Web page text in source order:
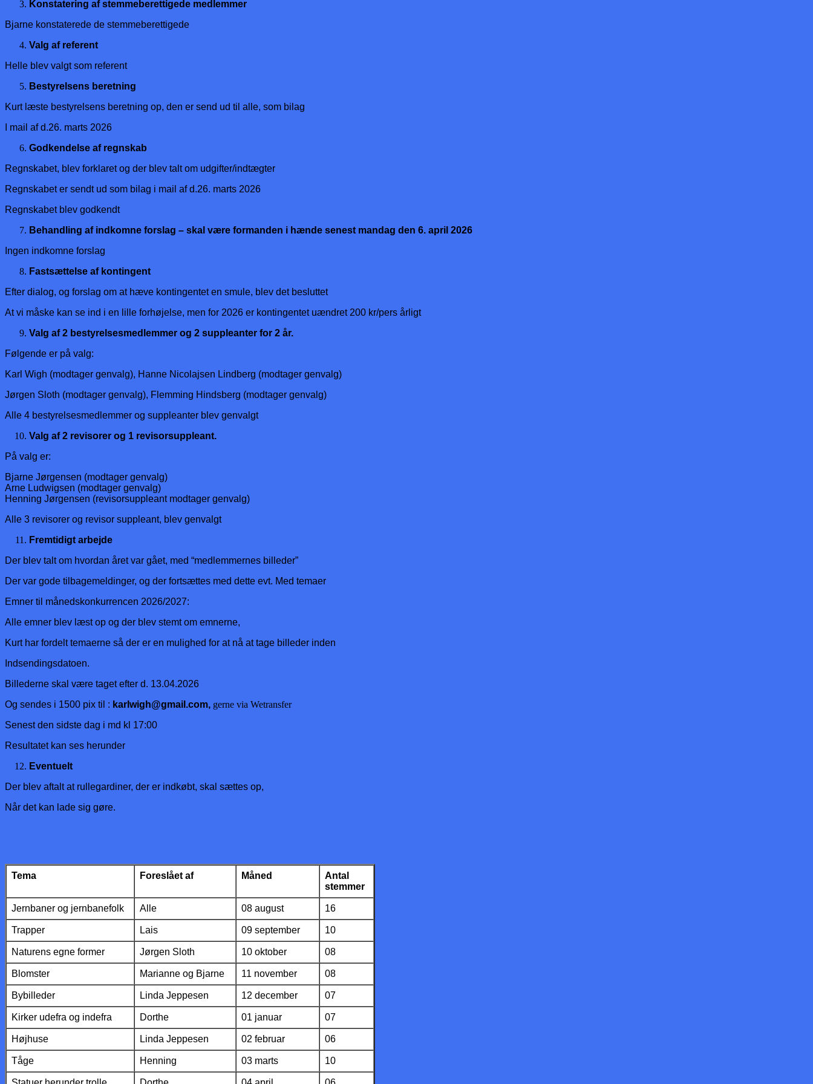
Konstatering af stemmeberettigede medlemmer
Bjarne konstaterede de stemmeberettigede
Valg af referent
Helle blev valgt som referent
Bestyrelsens beretning
Kurt læste bestyrelsens beretning op, den er send ud til alle, som bilag
I mail af d.26. marts 2026
Godkendelse af regnskab
Regnskabet, blev forklaret og der blev talt om udgifter/indtægter
Regnskabet er sendt ud som bilag i mail af d.26. marts 2026
Regnskabet blev godkendt
Behandling af indkomne forslag – skal være formanden i hænde senest mandag den 6. april 2026
Ingen indkomne forslag
Fastsættelse af kontingent
Efter dialog, og forslag om at hæve kontingentet en smule, blev det besluttet
At vi måske kan se ind i en lille forhøjelse, men for 2026 er kontingentet uændret 200 kr/pers årligt
Valg af 2 bestyrelsesmedlemmer og 2 suppleanter for 2 år.
Følgende er på valg:
Karl Wigh (modtager genvalg), Hanne Nicolajsen Lindberg (modtager genvalg)
Jørgen Sloth (modtager genvalg), Flemming Hindsberg (modtager genvalg)
Alle 4 bestyrelsesmedlemmer og suppleanter blev genvalgt
Valg af 2 revisorer og 1 revisorsuppleant.
På valg er:
Bjarne Jørgensen (modtager genvalg)
Arne Ludwigsen (modtager genvalg)
Henning Jørgensen (revisorsuppleant modtager genvalg)
Alle 3 revisorer og revisor suppleant, blev genvalgt
Fremtidigt arbejde
Der blev talt om hvordan året var gået, med “medlemmernes billeder”
Der var gode tilbagemeldinger, og der fortsættes med dette evt. Med temaer
Emner til månedskonkurrencen 2026/2027:
Alle emner blev læst op og der blev stemt om emnerne,
Kurt har fordelt temaerne så der er en mulighed for at nå at tage billeder inden
Indsendingsdatoen.
Billederne skal være taget efter d. 13.04.2026
Og sendes i 1500 pix til : karlwigh@gmail.com, gerne via Wetransfer
Senest den sidste dag i md kl 17:00
Resultatet kan ses herunder
Eventuelt
Der blev aftalt at rullegardiner, der er indkøbt, skal sættes op,
Når det kan lade sig gøre.
Tema Foreslået af Måned
Antal
stemmer
Jernbaner og jernbanefolk Alle 08 august 16
Trapper Lais 09 september 10
Naturens egne former Jørgen Sloth 10 oktober 08
Blomster Marianne og Bjarne 11 november 08
Bybilleder Linda Jeppesen 12 december 07
Kirker udefra og indefra Dorthe 01 januar 07
Højhuse Linda Jeppesen 02 februar 06
Tåge Henning 03 marts 10